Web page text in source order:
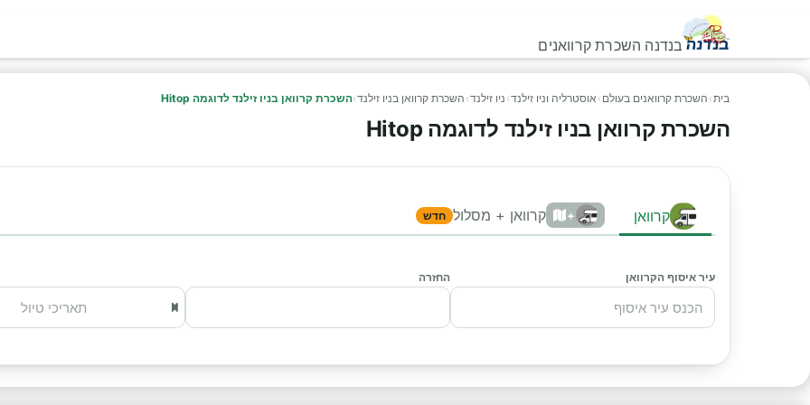
בנדנה השכרת קרוואנים
בית› השכרת קרוואנים בעולם › אוסטרליה וניו זילנד› ניו זילנד› השכרת קרוואן בניו זילנד›השכרת קרוואן בניו זילנד לדוגמה Hitop
השכרת קרוואן בניו זילנד לדוגמה Hitop
קרוואן + קרוואן + מסלול חדש
עיר איסוף הקרוואן החזרה